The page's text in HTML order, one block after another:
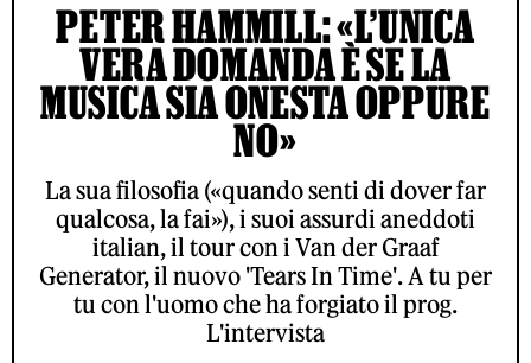
PETER HAMMILL: «L’UNICA
VERA DOMANDA È SE LA
MUSICA SIA ONESTA OPPURE
NO»
La sua filosofia («quando senti di dover far
qualcosa, la fai»), i suoi assurdi aneddoti
italian, il tour con i Van der Graaf
Generator, il nuovo 'Tears In Time'. A tu per
tu con l'uomo che ha forgiato il prog.
L'intervista